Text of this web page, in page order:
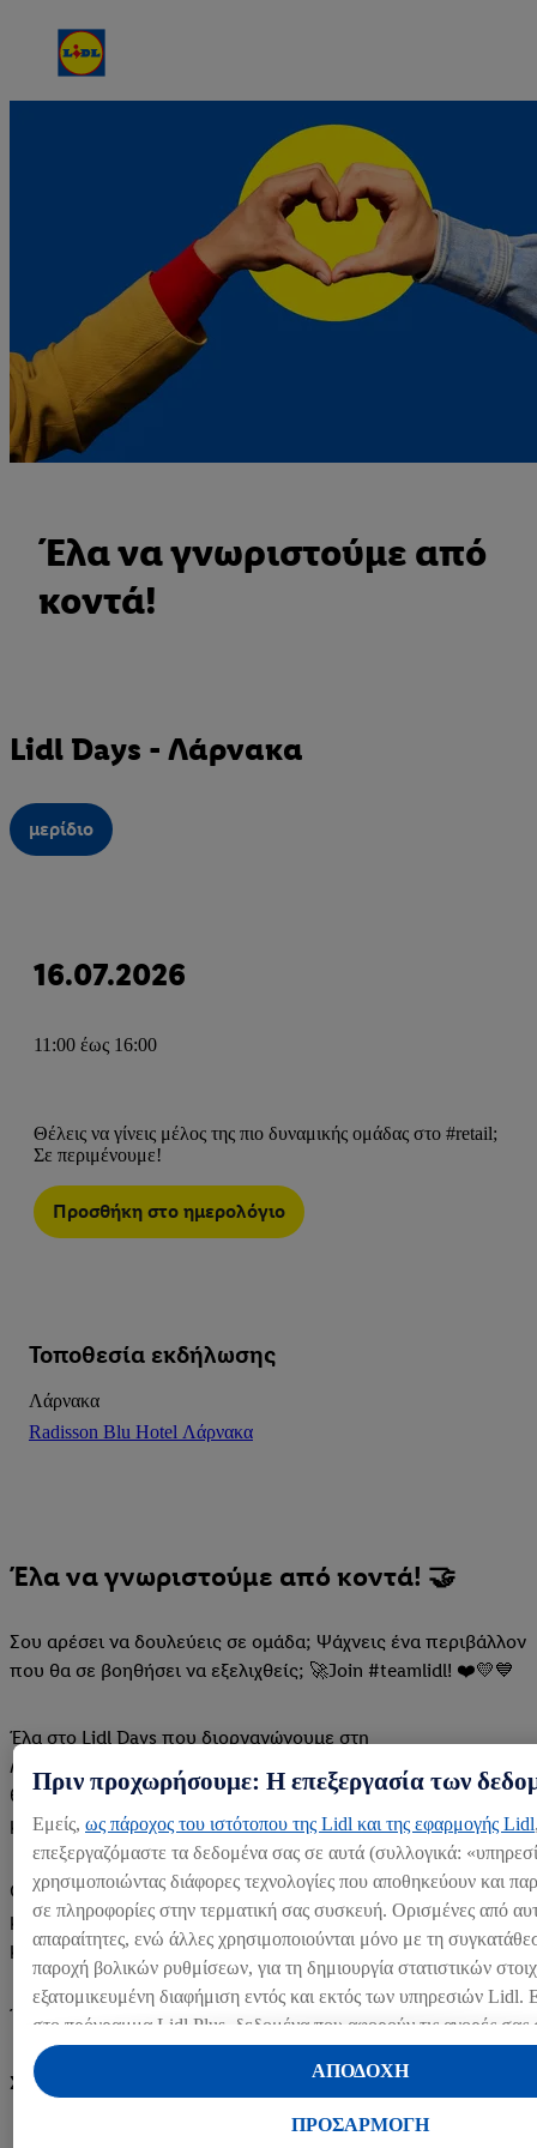
Έλα να γνωριστούμε από
κοντά!
Lidl Days - Λάρνακα
μερίδιο
16.07.2026
11:00 έως 16:00
Θέλεις να γίνεις μέλος της πιο δυναμικής ομάδας στο #retail;
Σε περιμένουμε!
Προσθήκη στο ημερολόγιο
Τοποθεσία εκδήλωσης
Λάρνακα
Radisson Blu Hotel Λάρνακα
Έλα να γνωριστούμε από κοντά! 🤝
Σου αρέσει να δουλεύεις σε ομάδα; Ψάχνεις ένα περιβάλλον
που θα σε βοηθήσει να εξελιχθείς; 🚀Join #teamlidl! ❤️💛💙
Έλα στο Lidl Days που διοργανώνουμε στη
Λάρνακα στο Radisson Blu Hotel, την Πέμπτη 16 Ιουλίου και
θα έχεις την ευκαιρία να γνωρίσεις την ομάδα μας και να
μάθεις πώς είναι να ανήκεις στο #teamlidl. 😎
Θα σου μιλήσουμε για τις διαθέσιμες θέσεις, τις παροχές
μας και όλα όσα χρειάζεται να ξέρεις για να ξεκινήσεις μαζί
μας. 🙌
Έλα με το βιογραφικό και το χαμόγελό σου!
Σε περιμένουμε:
Πριν προχωρήσουμε: Η επεξεργασία των
Εμείς, ως πάροχος του ιστότοπου της Lidl και της εφαρμογής Lidl
επεξεργαζόμαστε τα δεδομένα σας σε αυτά (συλλογικά:
χρησιμοποιώντας διάφορες τεχνολογίες που αποθηκεύουν και
σε πληροφορίες στην τερματική σας συσκευή. Ορισμένες από
απαραίτητες, ενώ άλλες χρησιμοποιούνται μόνο με τη
παροχή βολικών ρυθμίσεων, για τη δημιουργία στατιστικών
εξατομικευμένη διαφήμιση εντός και εκτός των υπηρεσιών Lidl.
στο πρόγραμμα Lidl Plus, δεδομένα που αφορούν τις αγορές σας
θα υποβάλλονται επίσης σε επεξεργασία για τους σκοπούς
Μέσω της επιλογής «Προσαρμογή» μπορείτε να προσαρμόσετε
ΠΡΟΣΑΡΜΟΓΗ
ΑΠΟΔΟΧΗ